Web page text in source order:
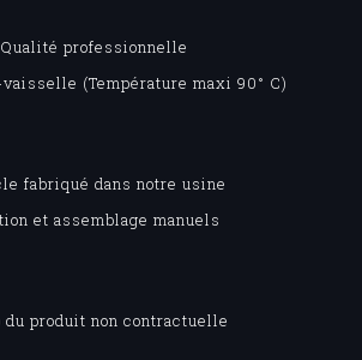
Qualité professionnelle
(Température maxi 90° C)
fabriqué dans notre usine
et assemblage manuels
du produit non contractuelle